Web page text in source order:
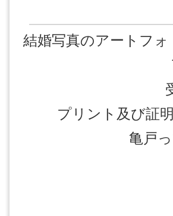
結婚写真のアートフ
プリント及び証
亀戸